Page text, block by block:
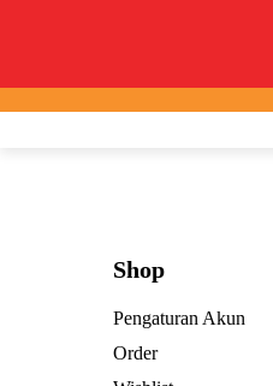
Shop
Pengaturan Akun
Order